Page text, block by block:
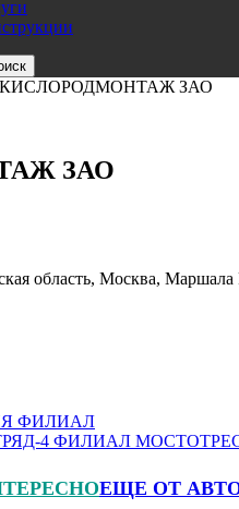
КИСЛОРОДМОНТАЖ ЗАО
ЗАО
область, Москва, Маршала
ФИЛИАЛ
4 ФИЛИАЛ
ЕЩЕ ОТ